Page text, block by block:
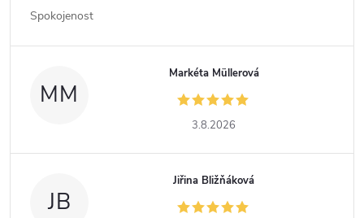
Spokojenost
MM
Markéta Müllerová
3.8.2026
JB
Jiřina Bližňáková